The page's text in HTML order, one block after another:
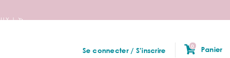
! 🦄
Se connecter / S’inscrire
0 Panier